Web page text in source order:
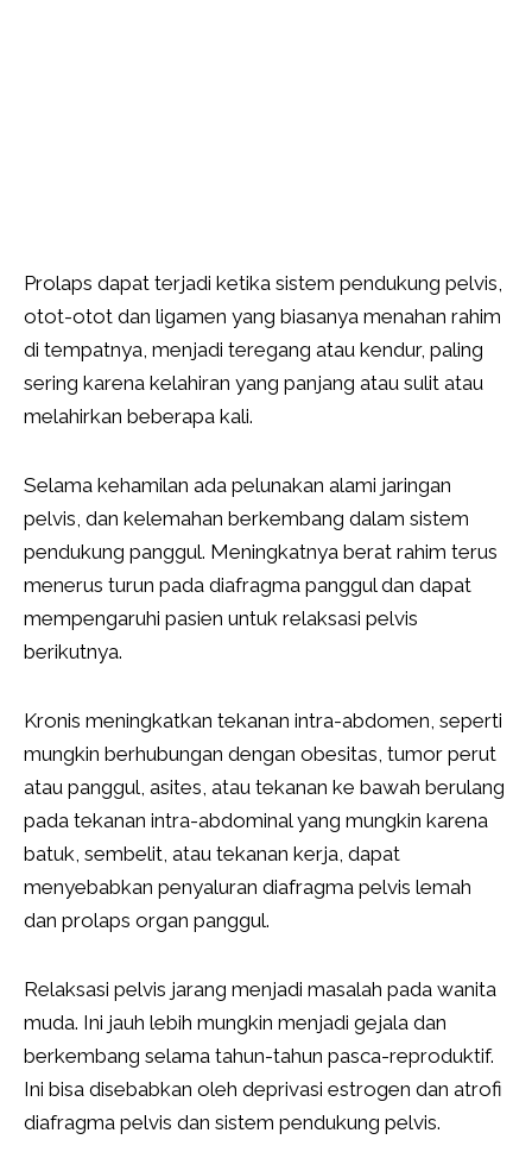
Prolaps dapat terjadi ketika sistem pendukung pelvis,
otot-otot dan ligamen yang biasanya menahan rahim
di tempatnya, menjadi teregang atau kendur, paling
sering karena kelahiran yang panjang atau sulit atau
melahirkan beberapa kali.
Selama kehamilan ada pelunakan alami jaringan
pelvis, dan kelemahan berkembang dalam sistem
pendukung panggul. Meningkatnya berat rahim terus
menerus turun pada diafragma panggul dan dapat
mempengaruhi pasien untuk relaksasi pelvis
berikutnya.
Kronis meningkatkan tekanan intra-abdomen, seperti
mungkin berhubungan dengan obesitas, tumor perut
atau panggul, asites, atau tekanan ke bawah berulang
pada tekanan intra-abdominal yang mungkin karena
batuk, sembelit, atau tekanan kerja, dapat
menyebabkan penyaluran diafragma pelvis lemah
dan prolaps organ panggul.
Relaksasi pelvis jarang menjadi masalah pada wanita
muda. Ini jauh lebih mungkin menjadi gejala dan
berkembang selama tahun-tahun pasca-reproduktif.
Ini bisa disebabkan oleh deprivasi estrogen dan atrofi
diafragma pelvis dan sistem pendukung pelvis.